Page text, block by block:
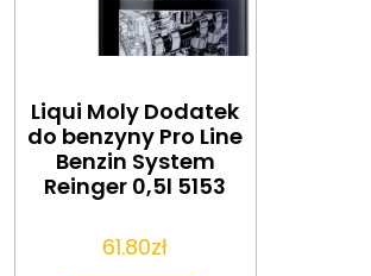
Liqui Moly Dodatek
do benzyny Pro Line
Benzin System
Reinger 0,5l 5153
61.80zł